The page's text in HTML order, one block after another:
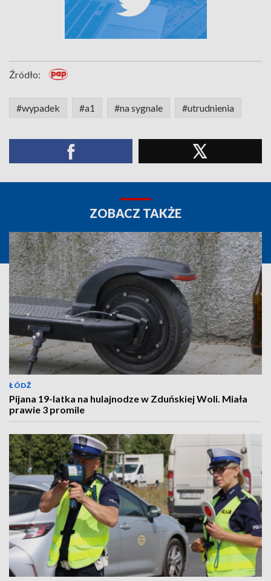
Źródło:
#wypadek #a1 #na sygnale #utrudnienia
ZOBACZ TAKŻE
ŁÓDŹ
Pijana 19-latka na hulajnodze w Zduńskiej Woli. Miała
prawie 3 promile